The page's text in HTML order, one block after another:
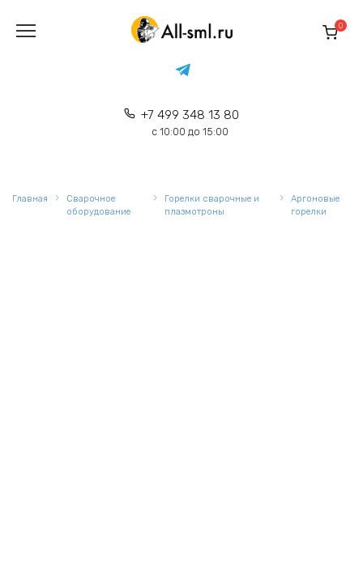
содержанию
+7 499 348 13 80
с 10:00 до 15:00
0
Главная
Сварочное
оборудование
Горелки сварочные и
плазмотроны
Аргоновые
горелки